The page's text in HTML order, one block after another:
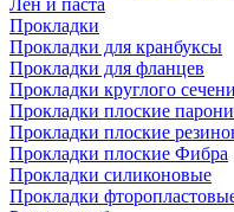
Прокладки
Прокладки для кранбуксы
Прокладки для фланцев
Прокладки круглого
Прокладки плоские
Прокладки плоские
Прокладки плоские Фибра
Прокладки силиконовые
Прокладки